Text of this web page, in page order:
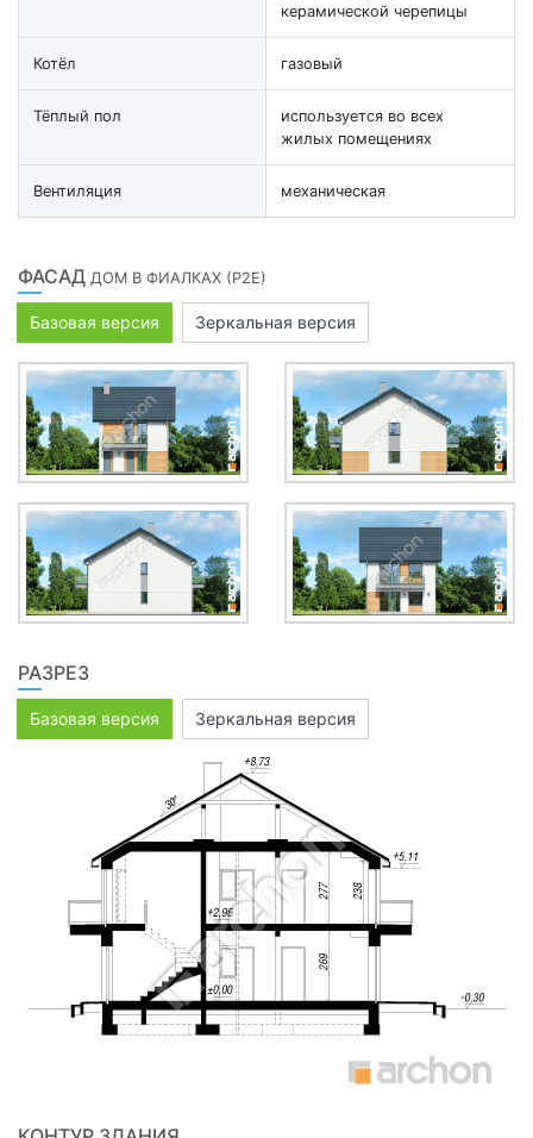
керамической черепицы
Котёл газовый
Тёплый пол
используется во всех
жилых помещениях
Вентиляция механическая
ФАСАД ДОМ В ФИАЛКАХ (Р2Е)
Базовая версия Зеркальная версия
РАЗРЕЗ
Базовая версия Зеркальная версия